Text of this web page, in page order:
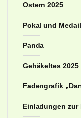
Ostern 2025
Pokal und
Panda
Gehäkeltes 2025
Fadengrafik
Einladungen zur